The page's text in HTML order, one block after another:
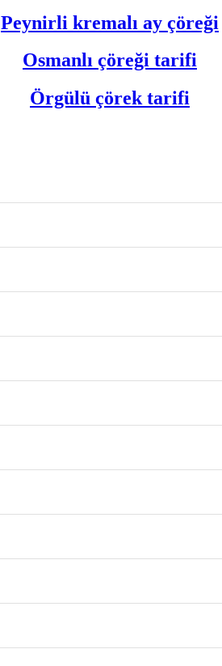
Peynirli kremalı ay çöreği
Osmanlı çöreği tarifi
Örgülü çörek tarifi